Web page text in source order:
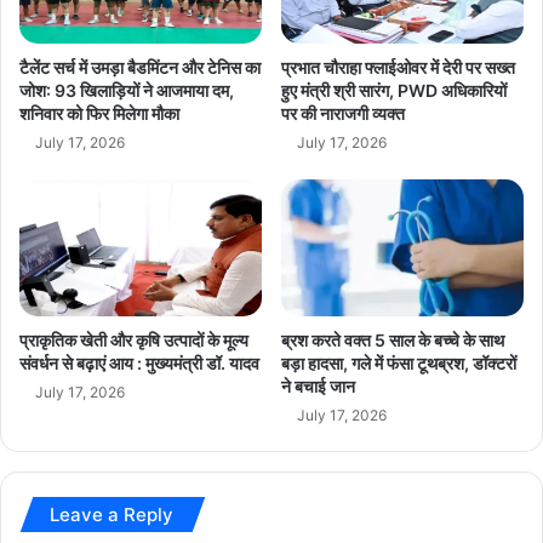
तत्काल कट-ऑफ करें।
फायर अलार्म दल सभी को अग्नि दुर्घटना की
चेतावनी अलार्म बजाकर दें।
बचाव दल (इवेक्युएशन टीम) बिल्डिंग के व्यक्तियों
बाहर निकालकर सुरक्षित स्थान तक पहुंचाएं।
भगदड़ नहीं करें।
लिफ्ट का प्रयोग कतई न करें।
संपत्ति बचाव दल महत्वपूर्ण व मूल्यवान सम्पत्ति को
बाहर निकालें।
अत्यधिक ज्वलनशील पदार्थों जैसे-पैट्रोल,
कैरोसिन, प्लास्टिक, आदि को अग्नि दुर्घटना स्थल
हा
वि
द्या
ल
य
यों
से
कि
या
सं
वा
वों
के
अ
नु
सा
ए
गा
नी
ति
नि
र्मा
ख्य
त्री
टैलेंट सर्च में उमड़ा बैडमिंटन और टेनिस का
जोश: 93 खिलाड़ियों ने आजमाया दम,
शनिवार को फिर मिलेगा मौका
July 17, 2026
प्रभात चौराहा फ्लाईओवर में देरी पर सख्त
हुए मंत्री श्री सारंग, PWD अधिकारियों
पर की नाराजगी व्यक्त
July 17, 2026
प्राकृतिक खेती और कृषि उत्पादों के मूल्य
संवर्धन से बढ़ाएं आय : मुख्यमंत्री डॉ. यादव
July 17, 2026
ब्रश करते वक्त 5 साल के बच्चे के साथ
बड़ा हादसा, गले में फंसा टूथब्रश, डॉक्टरों
ने बचाई जान
July 17, 2026
Leave a Reply